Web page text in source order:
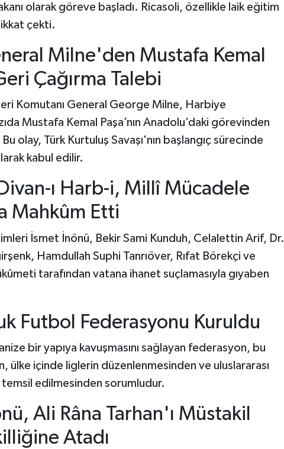
olarak göreve başladı. Ricasoli, özellikle laik eğitim
çekti.
Milne'den Mustafa Kemal
Çağırma Talebi
Komutanı General George Milne, Harbiye
Mustafa Kemal Paşa’nın Anadolu’daki görevinden
olay, Türk Kurtuluş Savaşı'nın başlangıç sürecinde
kabul edilir.
ı Harb-i, Millî Mücadele
Mahkûm Etti
İsmet İnönü, Bekir Sami Kunduh, Celalettin Arif, Dr.
Hamdullah Suphi Tanrıöver, Rıfat Börekçi ve
tarafından vatana ihanet suçlamasıyla gıyaben
Futbol Federasyonu Kuruldu
bir yapıya kavuşmasını sağlayan federasyon, bu
ülke içinde liglerin düzenlenmesinden ve uluslararası
edilmesinden sorumludur.
Ali Râna Tarhan'ı Müstakil
Atadı